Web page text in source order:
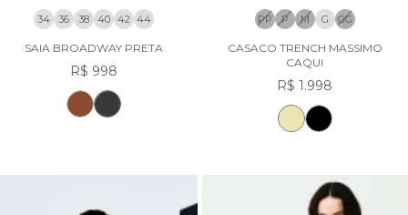
34 36 38 40 42 44
SAIA BROADWAY PRETA
R$ 998
PP P M G GG
CASACO TRENCH MASSIMO
CAQUI
R$ 1.998